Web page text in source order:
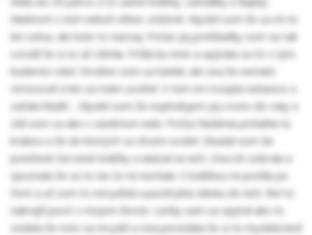
Niektoré z nich neboli vôbec zničené. Myslel som že sa mi to
len sníva, ale bolo to naozaj. Počas jej prehliadky som sa tak
vzrušil že si to až všimla. Prišla ku mne a opýtala sa čo s tým
budeme robiť. Strašne som sa hanbil, ale ona že nemám
stresovať a len sa mám uvoľniť. V tom mi rozopla nohavice a
začala hladiť.... Myslel som že explodujem jej rovno do ruky a
cítil som sa ako v siedmom nebi. Počas hladenia pritiahla tú
krabicu a že do ktorých sa chcem urobiť. Zbadal som tie
poničené červené lodičky a ukázal na nich. Ona ich zobrala a
spoznala že sú to tie čo mi nechala. S lodičkou mi prešla po
ňom a už som to nevydžal a pustil plnú dávku do nich. Bol to
nakrajší pocit v mojom živote. Lenky sam sa opýtal ako to
vedela že toto sa mi páči a ona povedala že si to myslela keď